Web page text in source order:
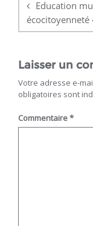
l’article
Education
écocitoyenneté
Laisser un
Votre adresse e-
obligatoires sont
Commentaire*